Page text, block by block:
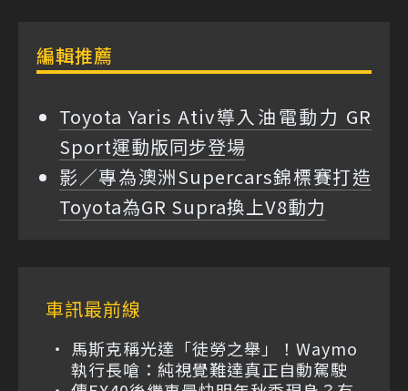
編輯推薦
Toyota Yaris Ativ導入油電動力 GR
Sport運動版同步登場
影／專為澳洲Supercars錦標賽打造
Toyota為GR Supra換上V8動力
車訊最前線
馬斯克稱光達「徒勞之舉」！Waymo
執行長嗆：純視覺難達真正自動駕駛